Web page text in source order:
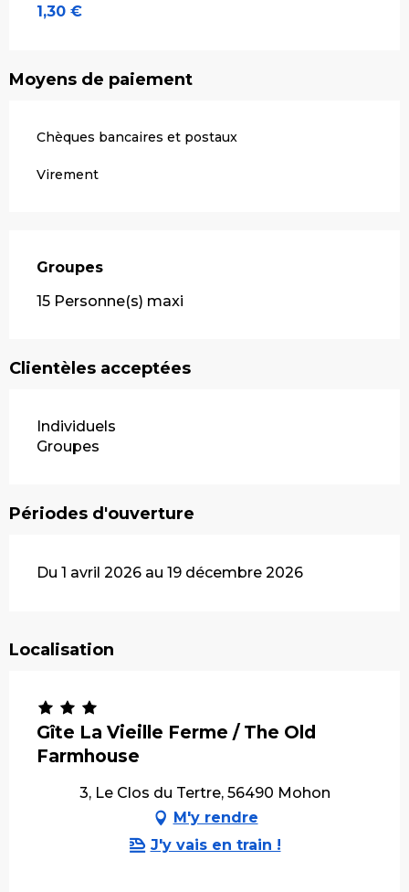
1,30 €
Moyens de paiement
Chèques bancaires et postaux
Virement
Groupes
Groupes
15 Personne(s) maxi
Clientèles acceptées
Individuels
Groupes
Périodes d'ouverture
Du 1 avril 2026 au 19 décembre 2026
Localisation
Gîte La Vieille Ferme / The Old
Farmhouse
3, Le Clos du Tertre, 56490 Mohon
M'y rendre
J'y vais en train !